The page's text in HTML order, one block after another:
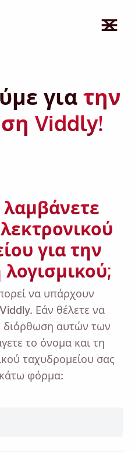
για την
Viddly!
λαμβάνετε
για την
να υπάρχουν
Εάν θέλετε να
διόρθωση αυτών των
το όνομα και τη
ταχυδρομείου σας
φόρμα: